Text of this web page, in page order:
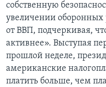
собственную
увеличении оборонных
от ВВП, подчеркивая,
активнее». Выступая
прошлой неделе,
американские
платить больше, чем